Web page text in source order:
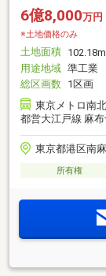
6億8,000万円
※土地価格のみ
土地面積 102.18m
用途地域 準工業
総区画数 1区画
東京メトロ南
都営大江戸線 麻
東京都港区南
所有権